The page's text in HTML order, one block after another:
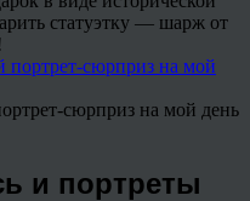
статуэтку — шарж от
сюрприз на мой день
и портреты